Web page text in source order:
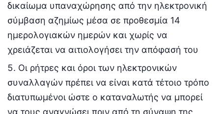
δικαίωμα υπαναχώρησης από την ηλεκτρονική
σύμβαση αζημίως μέσα σε προθεσμία 14
ημερολογιακών ημερών και χωρίς να
χρειάζεται να αιτιολογήσει την απόφασή του
Οι ρήτρες και όροι των ηλεκτρονικών
συναλλαγών πρέπει να είναι κατά τέτοιο τρόπο
διατυπωμένοι ώστε ο καταναλωτής να μπορεί
να τους αναγνώσει πριν από τη σύναψη της